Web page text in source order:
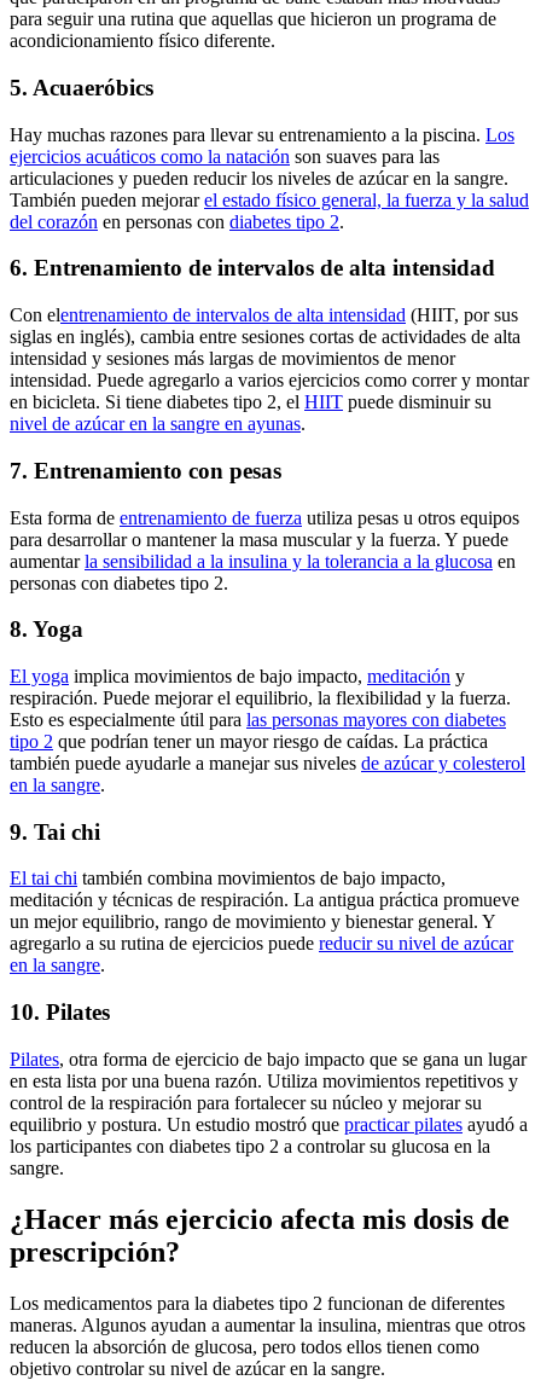
para seguir una rutina que aquellas que hicieron un programa de
acondicionamiento físico diferente.
5. Acuaeróbics
Hay muchas razones para llevar su entrenamiento a la piscina. Los
ejercicios acuáticos como la natación son suaves para las
articulaciones y pueden reducir los niveles de azúcar en la sangre.
También pueden mejorarel estado físico general, la fuerza y la salud
del corazón en personas con diabetes tipo 2.
6. Entrenamiento de intervalos de alta intensidad
Con elentrenamiento de intervalos de alta intensidad (HIIT, por sus
siglas en inglés), cambia entre sesiones cortas de actividades de alta
intensidad y sesiones más largas de movimientos de menor
intensidad. Puede agregarlo a varios ejercicios como correr y montar
en bicicleta. Si tiene diabetes tipo 2, el HIIT puede disminuir su
nivel de azúcar en la sangre en ayunas.
7. Entrenamiento con pesas
Esta forma de entrenamiento de fuerza utiliza pesas u otros equipos
para desarrollar o mantener la masa muscular y la fuerza. Y puede
aumentarla sensibilidad a la insulina y la tolerancia a la glucosa en
personas con diabetes tipo 2.
8. Yoga
El yoga implica movimientos de bajo impacto, meditación y
respiración. Puede mejorar el equilibrio, la flexibilidad y la fuerza.
Esto es especialmente útil para las personas mayores con diabetes
tipo 2 que podrían tener un mayor riesgo de caídas. La práctica
también puede ayudarle a manejar sus niveles de azúcar y colesterol
en la sangre.
9. Tai chi
El tai chi también combina movimientos de bajo impacto,
meditación y técnicas de respiración. La antigua práctica promueve
un mejor equilibrio, rango de movimiento y bienestar general. Y
agregarlo a su rutina de ejercicios puede reducir su nivel de azúcar
en la sangre.
10. Pilates
Pilates, otra forma de ejercicio de bajo impacto que se gana un lugar
en esta lista por una buena razón. Utiliza movimientos repetitivos y
control de la respiración para fortalecer su núcleo y mejorar su
equilibrio y postura. Un estudio mostró que practicar pilates ayudó a
los participantes con diabetes tipo 2 a controlar su glucosa en la
sangre.
¿Hacer más ejercicio afecta mis dosis de
prescripción?
Los medicamentos para la diabetes tipo 2 funcionan de diferentes
maneras. Algunos ayudan a aumentar la insulina, mientras que otros
reducen la absorción de glucosa, pero todos ellos tienen como
objetivo controlar su nivel de azúcar en la sangre.